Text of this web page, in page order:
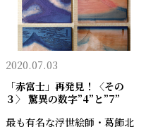
2020.07.03
「赤富士」再発見！〈その
３〉 驚異の数字”4”と”7”
最も有名な浮世絵師・葛飾北